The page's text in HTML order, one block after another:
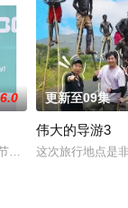
结，同场大玩推理
6.0
目。据悉，GOD、
更新至09集
伟大的导游3
这次旅行地点是